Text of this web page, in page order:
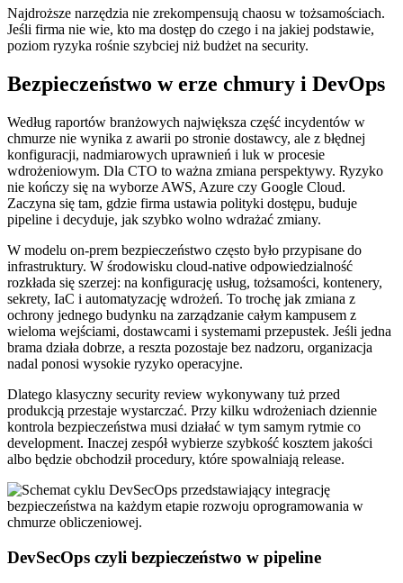
Najdroższe narzędzia nie zrekompensują chaosu w tożsamościach.
Jeśli firma nie wie, kto ma dostęp do czego i na jakiej podstawie,
poziom ryzyka rośnie szybciej niż budżet na security.
Bezpieczeństwo w erze chmury i DevOps
Według raportów branżowych największa część incydentów w
chmurze nie wynika z awarii po stronie dostawcy, ale z błędnej
konfiguracji, nadmiarowych uprawnień i luk w procesie
wdrożeniowym. Dla CTO to ważna zmiana perspektywy. Ryzyko
nie kończy się na wyborze AWS, Azure czy Google Cloud.
Zaczyna się tam, gdzie firma ustawia polityki dostępu, buduje
pipeline i decyduje, jak szybko wolno wdrażać zmiany.
W modelu on-prem bezpieczeństwo często było przypisane do
infrastruktury. W środowisku cloud-native odpowiedzialność
rozkłada się szerzej: na konfigurację usług, tożsamości, kontenery,
sekrety, IaC i automatyzację wdrożeń. To trochę jak zmiana z
ochrony jednego budynku na zarządzanie całym kampusem z
wieloma wejściami, dostawcami i systemami przepustek. Jeśli jedna
brama działa dobrze, a reszta pozostaje bez nadzoru, organizacja
nadal ponosi wysokie ryzyko operacyjne.
Dlatego klasyczny security review wykonywany tuż przed
produkcją przestaje wystarczać. Przy kilku wdrożeniach dziennie
kontrola bezpieczeństwa musi działać w tym samym rytmie co
development. Inaczej zespół wybierze szybkość kosztem jakości
albo będzie obchodził procedury, które spowalniają release.
DevSecOps czyli bezpieczeństwo w pipeline